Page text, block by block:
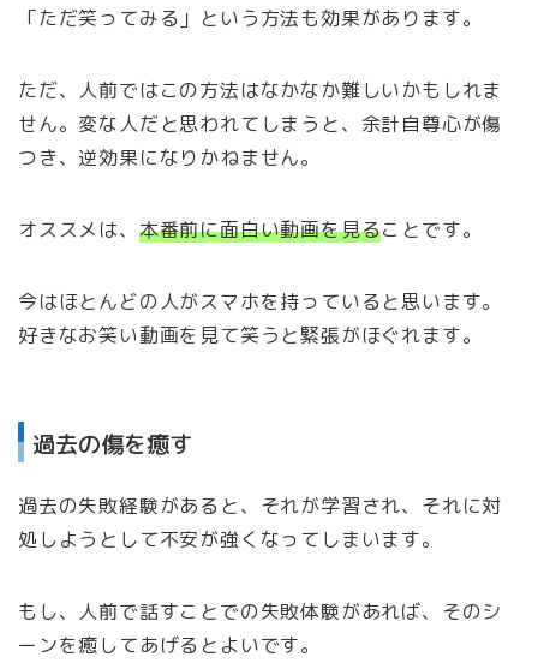
「ただ笑ってみる」という方法も効果があります。
ただ、人前ではこの方法はなかなか難しいかもしれま
せん。変な人だと思われてしまうと、余計自尊心が傷
つき、逆効果になりかねません。
オススメは、 本番前に面白い動画を見ることです。
今はほとんどの人がスマホを持っていると思います。
好きなお笑い動画を見て笑うと緊張がほぐれます。
過去の傷を癒す
過去の失敗経験があると、それが学習され、それに対
処しようとして不安が強くなってしまいます。
もし、人前で話すことでの失敗体験があれば、そのシ
ーンを癒してあげるとよいです。